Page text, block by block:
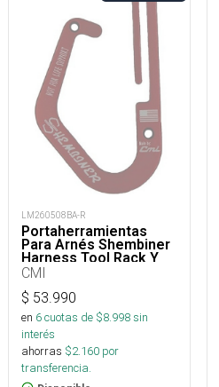
LM260508BA-R
Portaherramientas
Para Arnés Shembiner
Harness Tool Rack Y
Arborismo
CMI
$ 53.990
en 6cuotas de $8.998sin
interés
ahorras $2.160 por
transferencia.